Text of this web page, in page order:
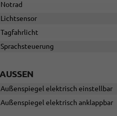
Notrad
Lichtsensor
Tagfahrlicht
Sprachsteuerung
AUSSEN
Außenspiegel elektrisch einstellbar
Außenspiegel elektrisch anklappbar